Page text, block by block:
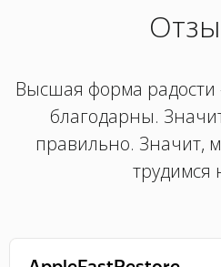
Высшая форма радости
благодарны.
правильно. Значит,
трудимся